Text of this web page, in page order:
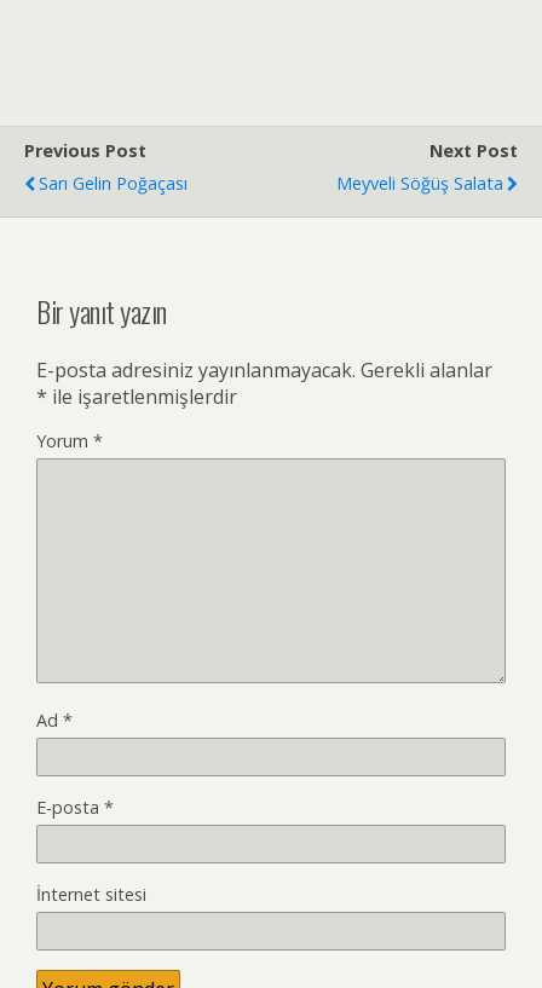
Previous Post
Sarı Gelin Poğaçası
Next Post
Meyveli Söğüş Salata
Bir yanıt yazın
E-posta adresiniz yayınlanmayacak. Gerekli alanlar
* ile işaretlenmişlerdir
Yorum *
Ad *
E-posta *
İnternet sitesi